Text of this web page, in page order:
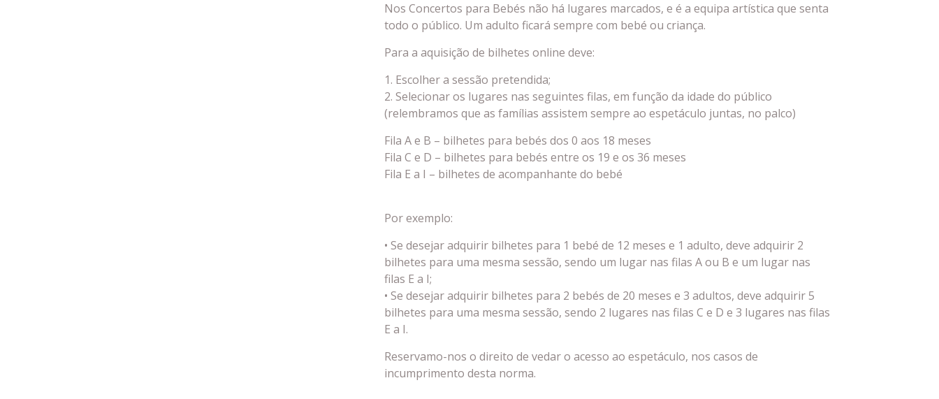
Nos Concertos para Bebés não há lugares marcados, e é a equipa artística que senta
todo o público. Um adulto ficará sempre com bebé ou criança.
Para a aquisição de bilhetes online deve:
1. Escolher a sessão pretendida;
2. Selecionar os lugares nas seguintes filas, em função da idade do público
(relembramos que as famílias assistem sempre ao espetáculo juntas, no palco)
Fila A e B – bilhetes para bebés dos 0 aos 18 meses
Fila C e D – bilhetes para bebés entre os 19 e os 36 meses
Fila E a I – bilhetes de acompanhante do bebé
Por exemplo:
• Se desejar adquirir bilhetes para 1 bebé de 12 meses e 1 adulto, deve adquirir 2
bilhetes para uma mesma sessão, sendo um lugar nas filas A ou B e um lugar nas
filas E a I;
• Se desejar adquirir bilhetes para 2 bebés de 20 meses e 3 adultos, deve adquirir 5
bilhetes para uma mesma sessão, sendo 2 lugares nas filas C e D e 3 lugares nas filas
E a I.
Reservamo-nos o direito de vedar o acesso ao espetáculo, nos casos de
incumprimento desta norma.